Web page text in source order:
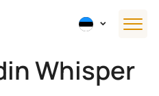
Whisper